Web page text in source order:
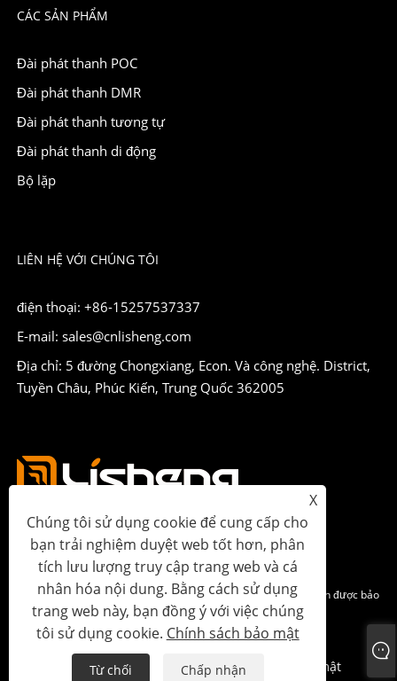
CÁC SẢN PHẨM
Đài phát thanh POC
Đài phát thanh DMR
Đài phát thanh tương tự
Đài phát thanh di động
Bộ lặp
LIÊN HỆ VỚI CHÚNG TÔI
điện thoại: +86-15257537337
E-mail: sales@cnlisheng.com
Địa chỉ: 5 đường Chongxiang, Econ. Và công nghệ. District,
Tuyền Châu, Phúc Kiến, Trung Quốc 362005
Bản quyền © 2023 Lisheng Communications Co., Ltd. Mọi quyền được bảo
Sitemap XML Chính sách bảo mật
X
Chúng tôi sử dụng cookie để cung cấp cho
bạn trải nghiệm duyệt web tốt hơn, phân
tích lưu lượng truy cập trang web và cá
nhân hóa nội dung. Bằng cách sử dụng
trang web này, bạn đồng ý với việc chúng
tôi sử dụng cookie. Chính sách bảo mật
Từ chối Chấp nhận